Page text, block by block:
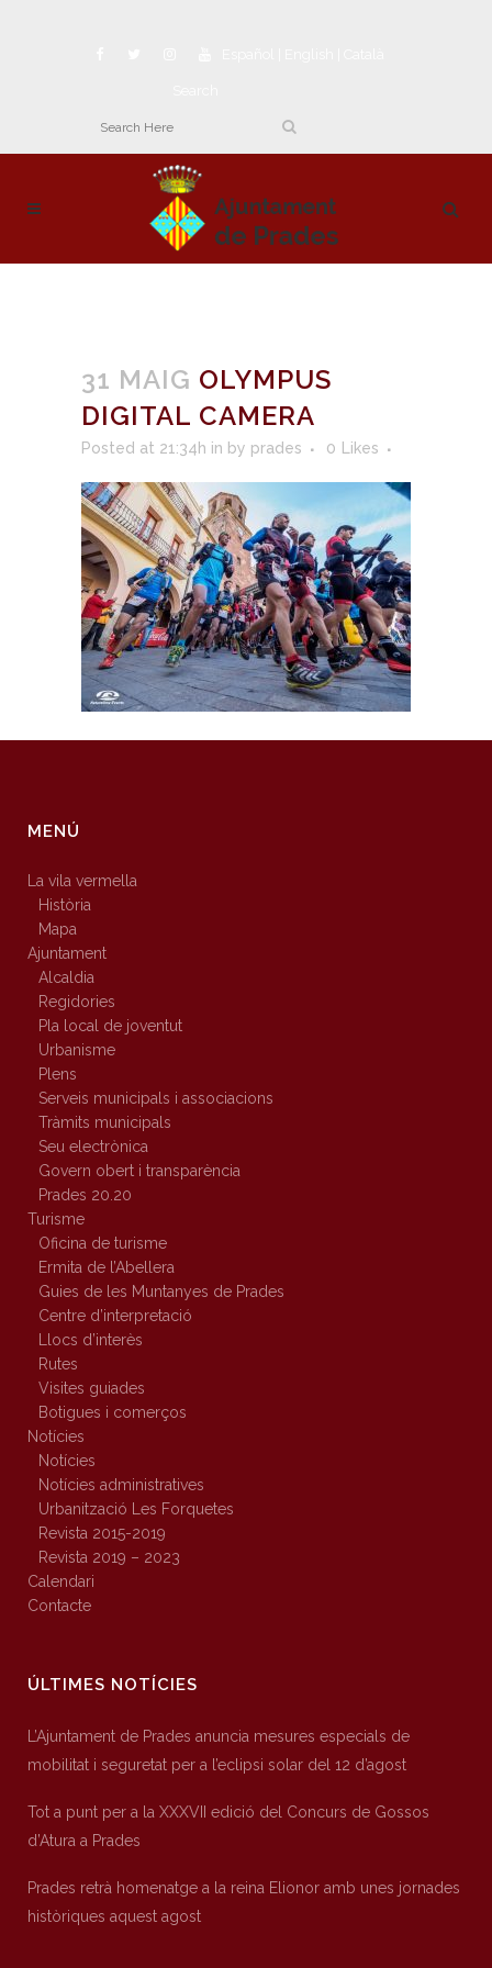
31 MAIG OLYMPUS
DIGITAL CAMERA
Posted at 21:34h in by prades 0 Likes
MENÚ
La vila vermella
Història
Mapa
Ajuntament
Alcaldia
Regidories
Pla local de joventut
Urbanisme
Plens
Serveis municipals i associacions
Tràmits municipals
Seu electrònica
Govern obert i transparència
Prades 20.20
Turisme
Oficina de turisme
Ermita de l’Abellera
Guies de les Muntanyes de Prades
Centre d’interpretació
Llocs d’interès
Rutes
Visites guiades
Botigues i comerços
Notícies
Notícies
Notícies administratives
Urbanització Les Forquetes
Revista 2015-2019
Revista 2019 – 2023
Calendari
Contacte
ÚLTIMES NOTÍCIES
L’Ajuntament de Prades anuncia mesures especials de
mobilitat i seguretat per a l’eclipsi solar del 12 d’agost
Tot a punt per a la XXXVII edició del Concurs de Gossos
d’Atura a Prades
Prades retrà homenatge a la reina Elionor amb unes jornades
històriques aquest agost